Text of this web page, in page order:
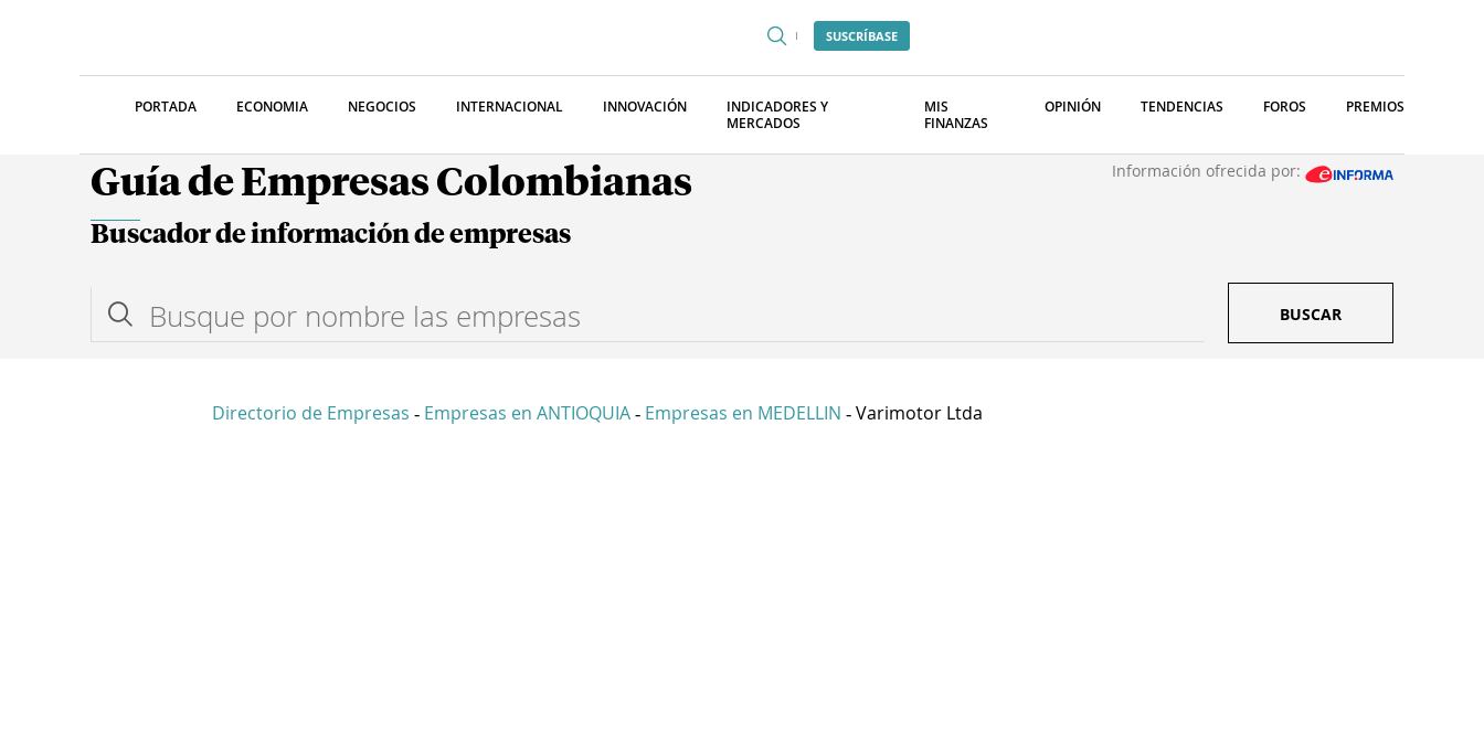
SUSCRÍBASE
PORTADA ECONOMIA NEGOCIOS INTERNACIONAL INNOVACIÓN
INDICADORES Y
MERCADOS
MIS
FINANZAS
OPINIÓN TENDENCIAS FOROS PREMIOS
Guía de Empresas Colombianas Información ofrecida por:
Buscador de información de empresas
BUSCAR
Directorio de Empresas - Empresas en ANTIOQUIA - Empresas en MEDELLIN - Varimotor Ltda